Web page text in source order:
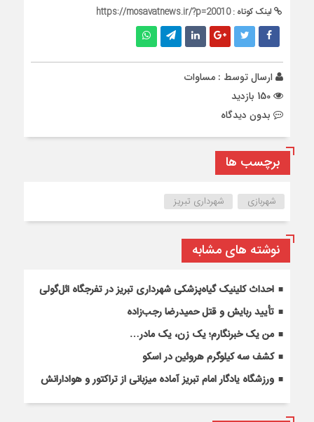
لینک کوتاه :https://mosavatnews.ir/?p=20010
ارسال توسط : مساوات
بدون دیدگاه
برچسب ها
شهربازی شهرداری تبریز
نوشته های مشابه
احداث کلینیک گیاه‌پزشکی شهرداری تبریز در تفرجگاه ائل‌گولی
تأیید ربایش و قتل حمیدرضا رجب‌زاده
من یک خبرنگارم؛ یک زن، یک مادر…
کشف سه کیلوگرم هروئین در اسکو
ورزشگاه یادگار امام تبریز آماده میزبانی از تراکتور و هوادارانش